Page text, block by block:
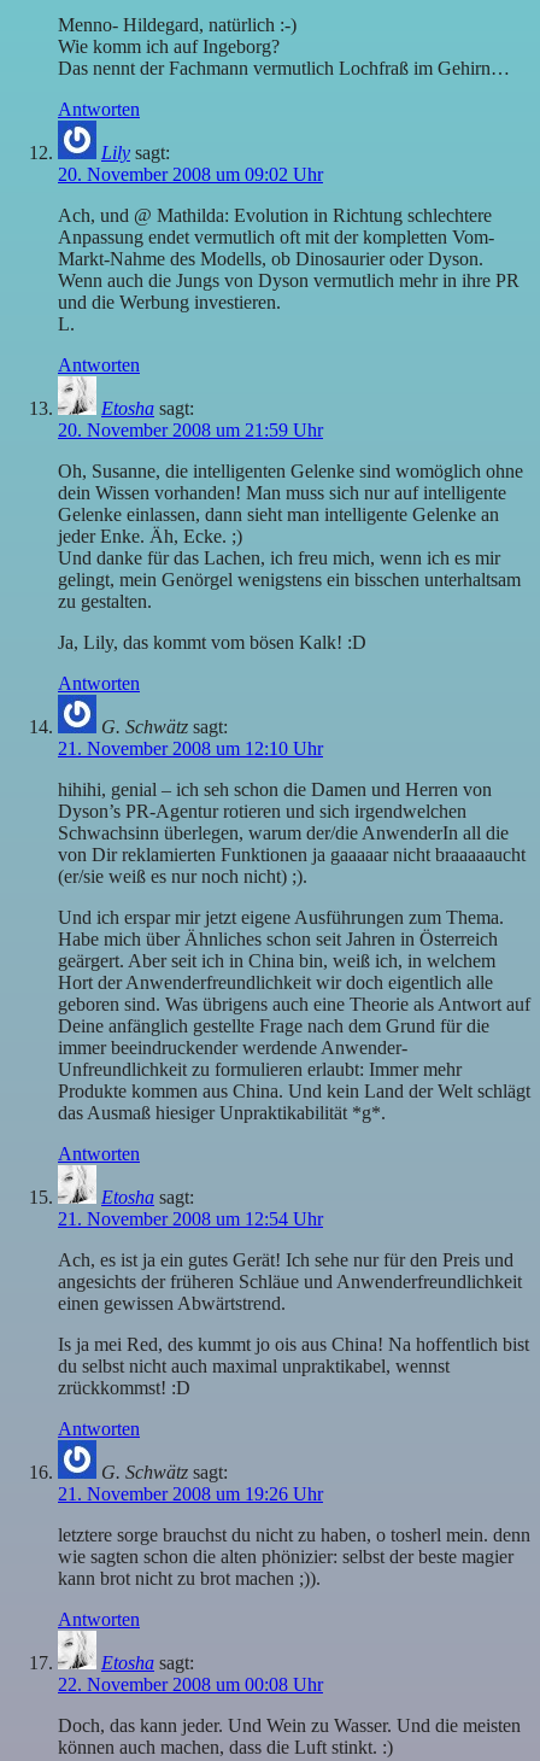
Menno- Hildegard, natürlich :-)
Wie komm ich auf Ingeborg?
Das nennt der Fachmann vermutlich Lochfraß im Gehirn…
Antworten
Lily sagt:
20. November 2008 um 09:02 Uhr
Ach, und @ Mathilda: Evolution in Richtung schlechtere
Anpassung endet vermutlich oft mit der kompletten Vom-
Markt-Nahme des Modells, ob Dinosaurier oder Dyson.
Wenn auch die Jungs von Dyson vermutlich mehr in ihre PR
und die Werbung investieren.
L.
Antworten
Etosha sagt:
20. November 2008 um 21:59 Uhr
Oh, Susanne, die intelligenten Gelenke sind womöglich ohne
dein Wissen vorhanden! Man muss sich nur auf intelligente
Gelenke einlassen, dann sieht man intelligente Gelenke an
jeder Enke. Äh, Ecke. ;)
Und danke für das Lachen, ich freu mich, wenn ich es mir
gelingt, mein Genörgel wenigstens ein bisschen unterhaltsam
zu gestalten.
Ja, Lily, das kommt vom bösen Kalk! :D
Antworten
G. Schwätz sagt:
21. November 2008 um 12:10 Uhr
hihihi, genial – ich seh schon die Damen und Herren von
Dyson’s PR-Agentur rotieren und sich irgendwelchen
Schwachsinn überlegen, warum der/die AnwenderIn all die
von Dir reklamierten Funktionen ja gaaaaar nicht braaaaaucht
(er/sie weiß es nur noch nicht) ;).
Und ich erspar mir jetzt eigene Ausführungen zum Thema.
Habe mich über Ähnliches schon seit Jahren in Österreich
geärgert. Aber seit ich in China bin, weiß ich, in welchem
Hort der Anwenderfreundlichkeit wir doch eigentlich alle
geboren sind. Was übrigens auch eine Theorie als Antwort auf
Deine anfänglich gestellte Frage nach dem Grund für die
immer beeindruckender werdende Anwender-
Unfreundlichkeit zu formulieren erlaubt: Immer mehr
Produkte kommen aus China. Und kein Land der Welt schlägt
das Ausmaß hiesiger Unpraktikabilität *g*.
Antworten
Etosha sagt:
21. November 2008 um 12:54 Uhr
Ach, es ist ja ein gutes Gerät! Ich sehe nur für den Preis und
angesichts der früheren Schläue und Anwenderfreundlichkeit
einen gewissen Abwärtstrend.
Is ja mei Red, des kummt jo ois aus China! Na hoffentlich bist
du selbst nicht auch maximal unpraktikabel, wennst
zrückkommst! :D
Antworten
G. Schwätz sagt:
21. November 2008 um 19:26 Uhr
letztere sorge brauchst du nicht zu haben, o tosherl mein. denn
wie sagten schon die alten phönizier: selbst der beste magier
kann brot nicht zu brot machen ;)).
Antworten
Etosha sagt:
22. November 2008 um 00:08 Uhr
Doch, das kann jeder. Und Wein zu Wasser. Und die meisten
können auch machen, dass die Luft stinkt. :)